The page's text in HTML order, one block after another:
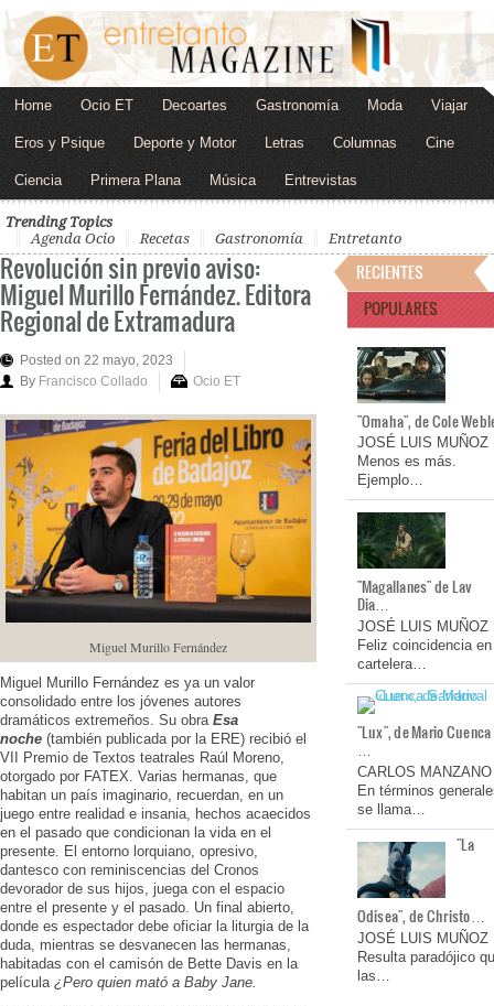
Home Ocio ET Decoartes Gastronomía Moda Viajar
Eros y Psique Deporte y Motor Letras Columnas Cine
Ciencia Primera Plana Música Entrevistas
Trending Topics
Agenda Ocio
Recetas Gastronomía Entretanto
Revolución sin previo aviso:
Miguel Murillo Fernández. Editora
Regional de Extramadura
Posted on 22 mayo, 2023
By Francisco Collado Ocio ET
Miguel Murillo Fernández
Miguel Murillo Fernández es ya un valor
consolidado entre los jóvenes autores
dramáticos extremeños. Su obra Esa
noche (también publicada por la ERE) recibió el
VII Premio de Textos teatrales Raúl Moreno,
otorgado por FATEX. Varias hermanas, que
habitan un país imaginario, recuerdan, en un
juego entre realidad e insania, hechos acaecidos
en el pasado que condicionan la vida en el
presente. El entorno lorquiano, opresivo,
dantesco con reminiscencias del Cronos
devorador de sus hijos, juega con el espacio
entre el presente y el pasado. Un final abierto,
donde es espectador debe oficiar la liturgia de la
duda, mientras se desvanecen las hermanas,
habitadas con el camisón de Bette Davis en la
película ¿Pero quien mató a Baby Jane.
RECIENTES
POPULARES
"Omaha", de Cole
JOSÉ LUIS MUÑOZ
Menos es más.
Ejemplo…
"Magallanes" de Lav
Dia…
JOSÉ LUIS MUÑOZ
Feliz coincidencia en
cartelera…
"Lux", de Mario Cuenca
…
CARLOS MANZANO
En términos
se llama…
"La
Odisea", de Christo…
JOSÉ LUIS MUÑOZ
Resulta paradójico
las…